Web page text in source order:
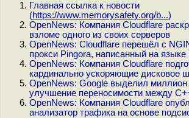
Главная ссылка к новости
(https://www.memorysafety.org/b...)
OpenNews: Компания Cloudflare
взломе одного из своих серверов
OpenNews: Cloudflare перешёл с
прокcи Pingora, написанный на языке
OpenNews: Компания Cloudflare
кардинально ускоряющие дисковое
OpenNews: Google выделил
улучшение переносимости между
OpenNews: Компания Cloudflare
анализатор трафика на основе